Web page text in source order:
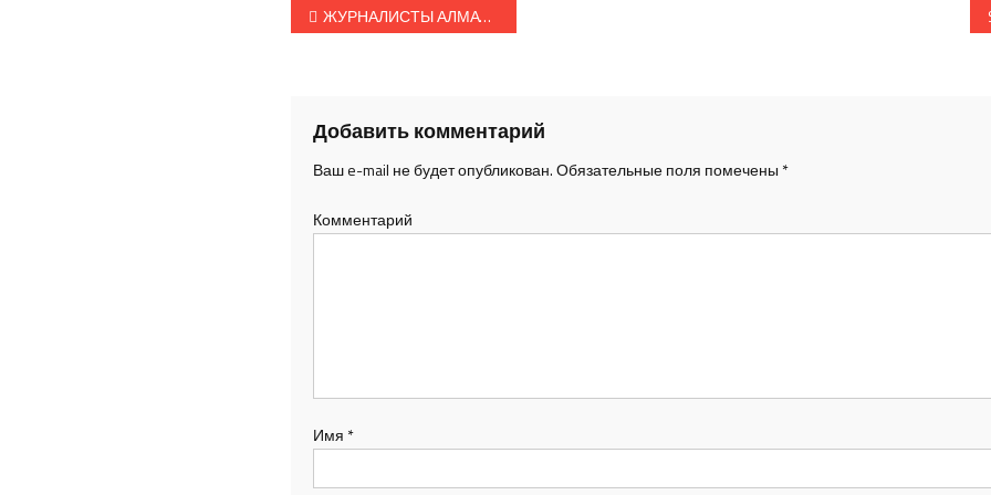
Навигация по записям
ЖУРНАЛИСТЫ АЛМАТЫ ИСПЫТАЛИ НА СЕБЕ ВЕСЬ ЭКСТРИМ ОТ НОВОГО БАЙК-ПАРКА
Добавить комментарий
Ваш e-mail не будет опубликован.Обязательные поля помечены *
Комментарий
Имя *